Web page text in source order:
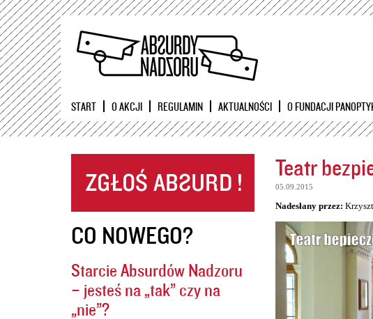
START O AKCJI REGULAMIN AKTUALNOŚCI O FUNDACJI
CO NOWEGO?
Starcie Absurdów Nadzoru
– jesteś na „tak” czy na
„nie”?
Teatr
05.09.2015
Nadesłany przez: